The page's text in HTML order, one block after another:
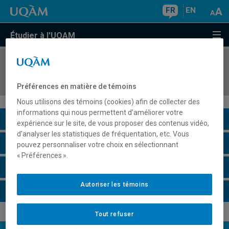
FR EN
Étudier à l'UQAM
COURS//
Description du cours
Horaire - Été 2026
Préférences en matière de témoins
Nous utilisons des témoins (cookies) afin de collecter des
informations qui nous permettent d’améliorer votre
expérience sur le site, de vous proposer des contenus vidéo,
d’analyser les statistiques de fréquentation, etc. Vous
pouvez personnaliser votre choix en sélectionnant
« Préférences ».
Tout refuser
Autoriser les témoins